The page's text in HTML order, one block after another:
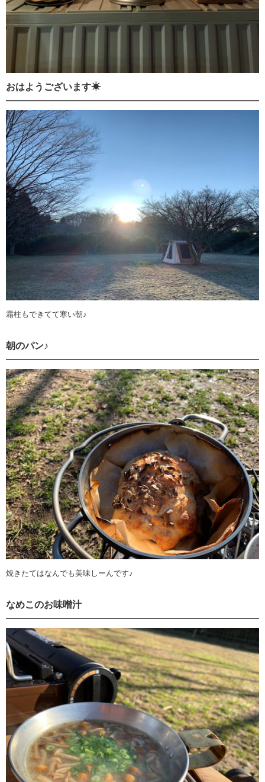
おはようございます☀
霜柱もできてて寒い朝♪
朝のパン♪
焼きたてはなんでも美味しーんです♪
なめこのお味噌汁